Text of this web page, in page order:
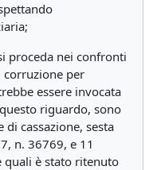
proceda nei confronti
per
essere invocata
riguardo, sono
di cassazione, sesta
n. 36769, e 11
quali è stato ritenuto